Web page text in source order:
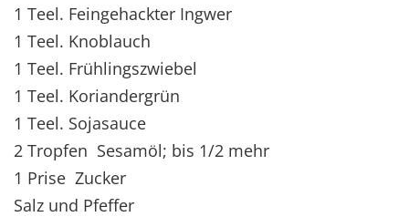
1 Teel. Feingehackter Ingwer
1 Teel. Knoblauch
1 Teel. Frühlingszwiebel
1 Teel. Koriandergrün
1 Teel. Sojasauce
2 Tropfen Sesamöl; bis 1/2 mehr
1 Prise Zucker
Salz und Pfeffer